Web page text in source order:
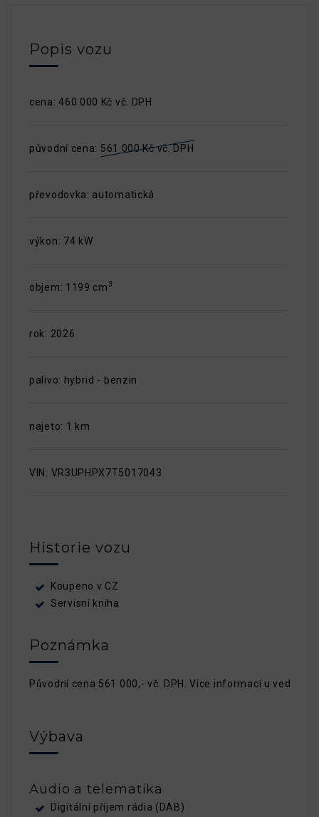
Popis vozu
cena: 460 000 Kč vč. DPH
původní cena: 561 000 Kč vč. DPH
převodovka: automatická
výkon: 74 kW
objem: 1199 cm3
rok: 2026
palivo: hybrid - benzin
najeto: 1 km
VIN: VR3UPHPX7T5017043
Historie vozu
Koupeno v CZ
Servisní kniha
Poznámka
Původní cena 561 000,- vč. DPH. Více informací u
Výbava
Audio a telematika
Digitální příjem rádia (DAB)